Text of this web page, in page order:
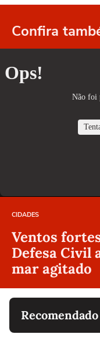
Confira
CIDADES
Ventos
Defesa Civil
mar agitado